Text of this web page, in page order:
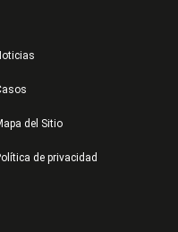
del Sitio
de privacidad